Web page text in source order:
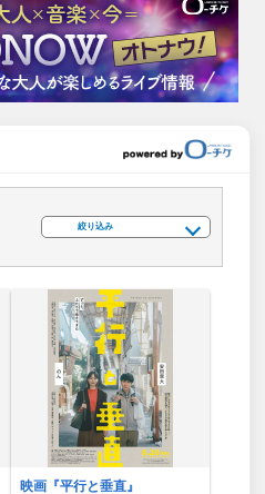
絞り込み
映画『平行と垂直』